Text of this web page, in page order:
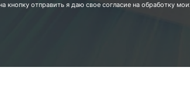
кнопку отправить я даю свое согласие на обработку